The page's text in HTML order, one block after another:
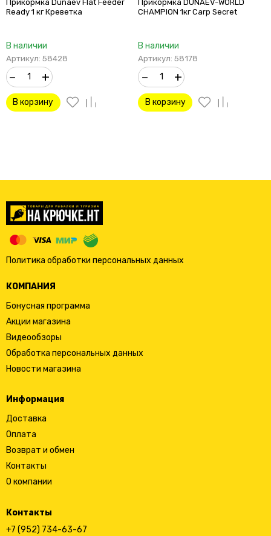
Прикормка Dunaev Flat Feeder
Ready 1 кг Креветка
В наличии
Артикул: 58428
– +
В корзину
Прикормка DUNAEV-WORLD
CHAMPION 1кг Carp Secret
В наличии
Артикул: 58178
– +
В корзину
Политика обработки персональных данных
КОМПАНИЯ
Бонусная программа
Акции магазина
Видеообзоры
Обработка персональных данных
Новости магазина
Информация
Доставка
Оплата
Возврат и обмен
Контакты
О компании
Контакты
+7 (952) 734-63-67